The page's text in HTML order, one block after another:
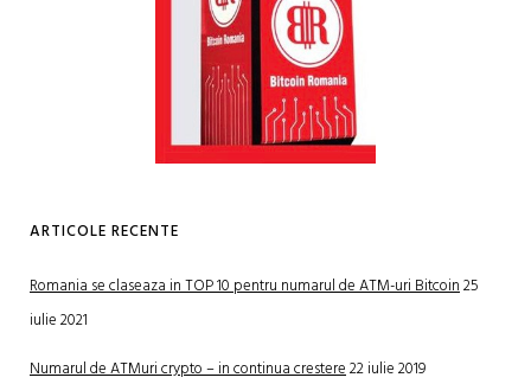
ARTICOLE RECENTE
Romania se claseaza in TOP 10 pentru numarul de ATM-uri Bitcoin25
iulie 2021
Numarul de ATMuri crypto – in continua crestere22 iulie 2019